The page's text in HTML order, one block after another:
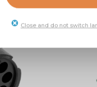
Close and do not switch